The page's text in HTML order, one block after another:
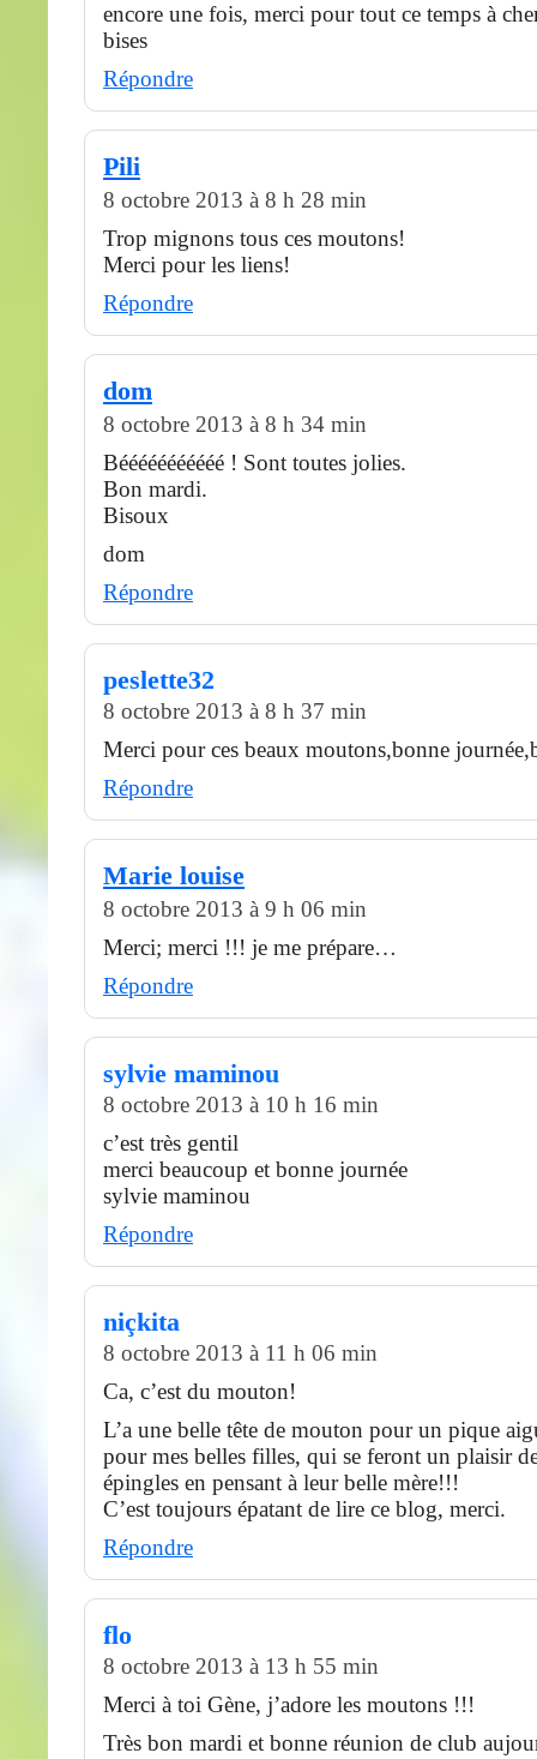
encore une fois, merci pour tout ce temps à
bises
Répondre
Pili
8 octobre 2013 à 8 h 28 min
Trop mignons tous ces moutons!
Merci pour les liens!
Répondre
dom
8 octobre 2013 à 8 h 34 min
Bééééééééééé ! Sont toutes jolies.
Bon mardi.
Bisoux
dom
Répondre
peslette32
8 octobre 2013 à 8 h 37 min
Merci pour ces beaux moutons,bonne
Répondre
Marie louise
8 octobre 2013 à 9 h 06 min
Merci; merci !!! je me prépare…
Répondre
sylvie maminou
8 octobre 2013 à 10 h 16 min
c’est très gentil
merci beaucoup et bonne journée
sylvie maminou
Répondre
niçkita
8 octobre 2013 à 11 h 06 min
Ca, c’est du mouton!
L’a une belle tête de mouton pour un pique
pour mes belles filles, qui se feront un plaisir
épingles en pensant à leur belle mère!!!
C’est toujours épatant de lire ce blog, merci.
Répondre
flo
8 octobre 2013 à 13 h 55 min
Merci à toi Gène, j’adore les moutons !!!
Très bon mardi et bonne réunion de club